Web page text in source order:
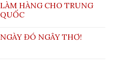
LÀM HÀNG CHO TRUNG
QUỐC
NGÀY ĐÓ NGÂY THƠ!